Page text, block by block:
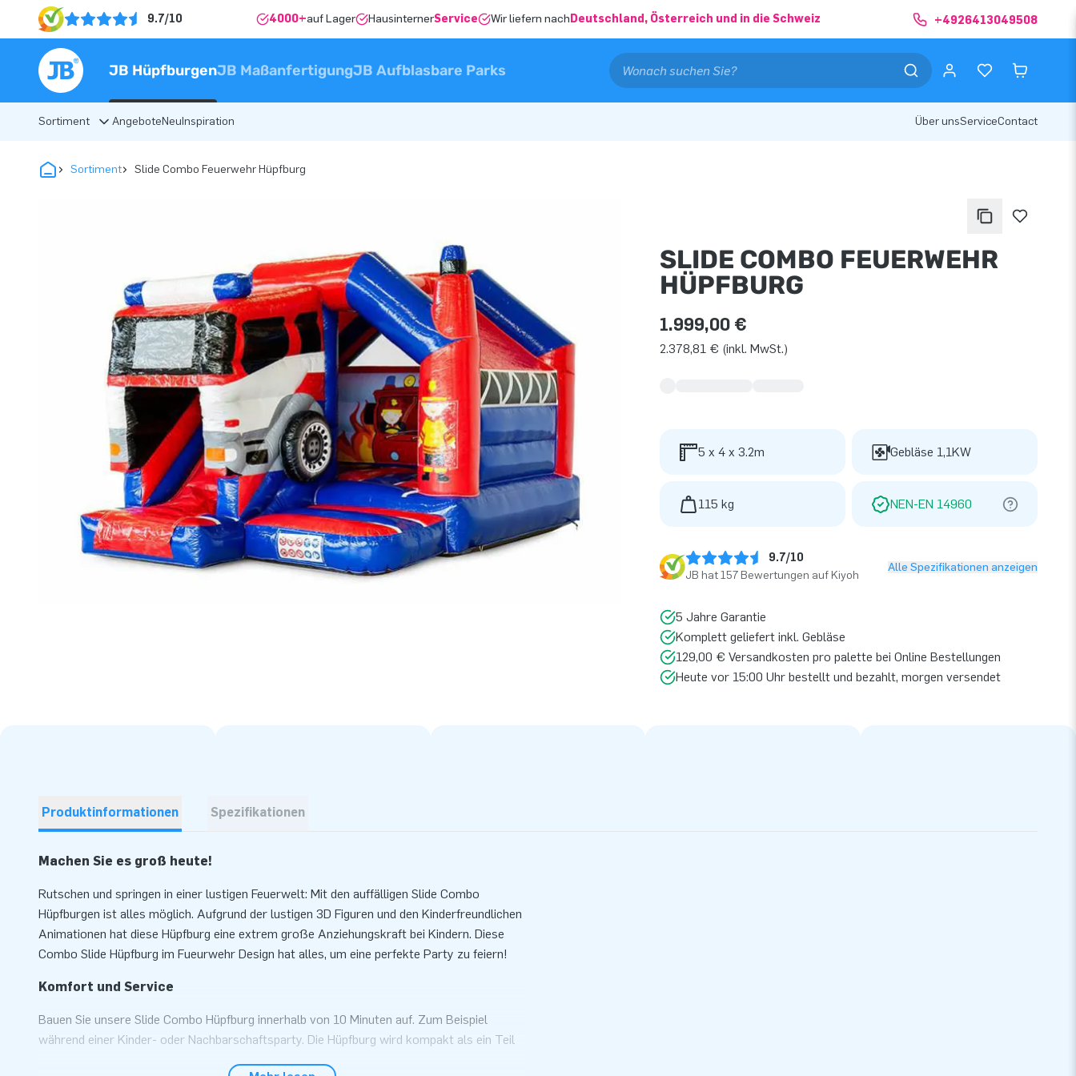
9.7/10 4000+auf Lager HausinternerService Wir liefern nach Deutschland, Österreich und in die Schweiz +4926413049508
JB HüpfburgenJB MaßanfertigungJB Aufblasbare Parks
Sortiment AngeboteNeuInspiration Über unsServiceContact
Sortiment Slide Combo Feuerwehr Hüpfburg
SLIDE COMBO FEUERWEHR
HÜPFBURG
1.999,00 €
2.378,81 € (inkl. MwSt.)
5 x 4 x 3.2m Gebläse 1,1KW
115 kg NEN-EN 14960
9.7/10
JB hat 157 Bewertungen auf Kiyoh
Alle Spezifikationen anzeigen
5 Jahre Garantie
Komplett geliefert inkl. Gebläse
129,00 € Versandkosten pro palette bei Online Bestellungen
Heute vor 15:00 Uhr bestellt und bezahlt, morgen versendet
Produktinformationen Spezifikationen
Machen Sie es groß heute!
Rutschen und springen in einer lustigen Feuerwelt: Mit den auffälligen Slide Combo
Hüpfburgen ist alles möglich. Aufgrund der lustigen 3D Figuren und den Kinderfreundlichen
Animationen hat diese Hüpfburg eine extrem große Anziehungskraft bei Kindern. Diese
Combo Slide Hüpfburg im Fueurwehr Design hat alles, um eine perfekte Party zu feiern!
Komfort und Service
Bauen Sie unsere Slide Combo Hüpfburg innerhalb von 10 Minuten auf. Zum Beispiel
während einer Kinder- oder Nachbarschaftsparty. Die Hüpfburg wird kompakt als ein Teil